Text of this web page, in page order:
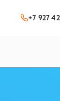
+7 927